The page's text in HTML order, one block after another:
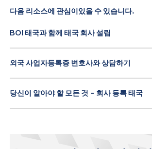
다음 리소스에 관심이있을 수 있습니다.
BOI 태국과 함께 태국 회사 설립
외국 사업자등록증 변호사와 상담하기
당신이 알아야 할 모든 것 - 회사 등록 태국